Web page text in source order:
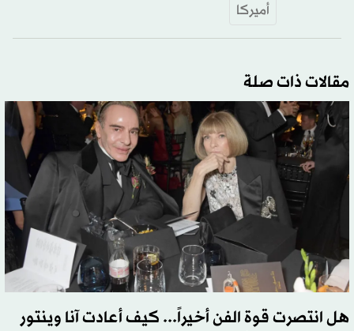
أميركا
مقالات ذات صلة
هل انتصرت قوة الفن أخيراً... كيف أعادت آنا وينتور